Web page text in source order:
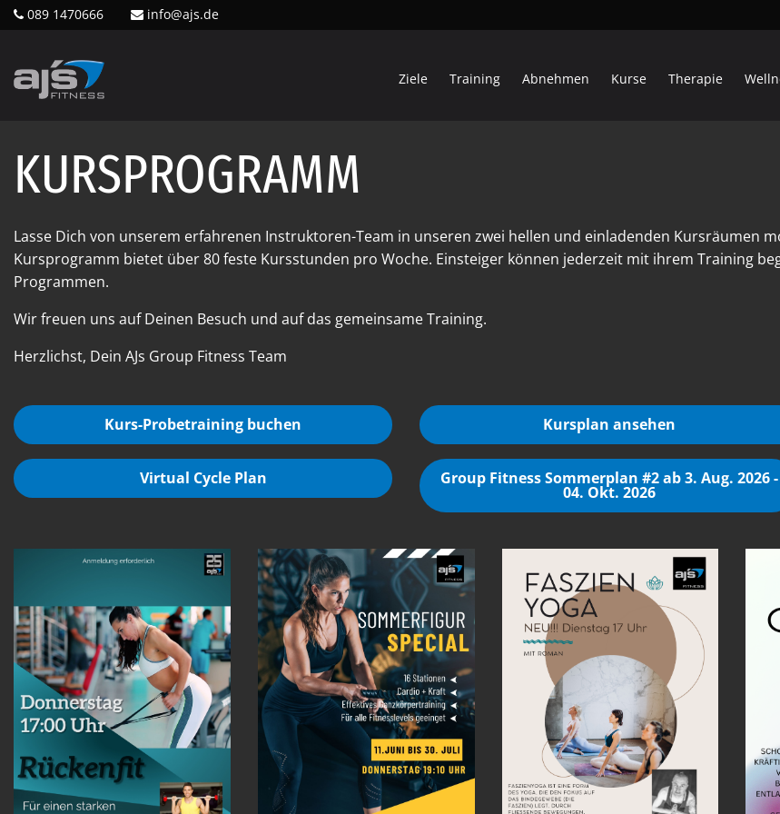
089 1470666 info@ajs.de
Ziele Training Abnehmen Kurse Therapie
KURSPROGRAMM
Lasse Dich von unserem erfahrenen Instruktoren-Team in unseren zwei hellen und einladenden Kursräumen
Kursprogramm bietet über 80 feste Kursstunden pro Woche. Einsteiger können jederzeit mit ihrem Training
Programmen.
Wir freuen uns auf Deinen Besuch und auf das gemeinsame Training.
Herzlichst, Dein AJs Group Fitness Team
Kurs-Probetraining buchen Kursplan ansehen
Virtual Cycle Plan Group Fitness Sommerplan #2 ab 3. Aug. 2026 -
04. Okt. 2026